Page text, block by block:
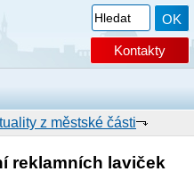
Kontakty
z městské části
reklamních laviček